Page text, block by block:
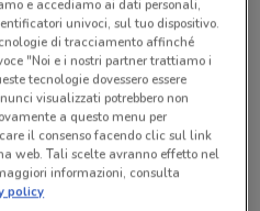
negozio
e accediamo ai dati personali,
univoci, sul tuo dispositivo.
di tracciamento affinché
"Noi e i nostri partner trattiamo i
tecnologie dovessero essere
visualizzati potrebbero non
a questo menu per
il consenso facendo clic sul link
web. Tali scelte avranno effetto nel
informazioni, consulta
policy